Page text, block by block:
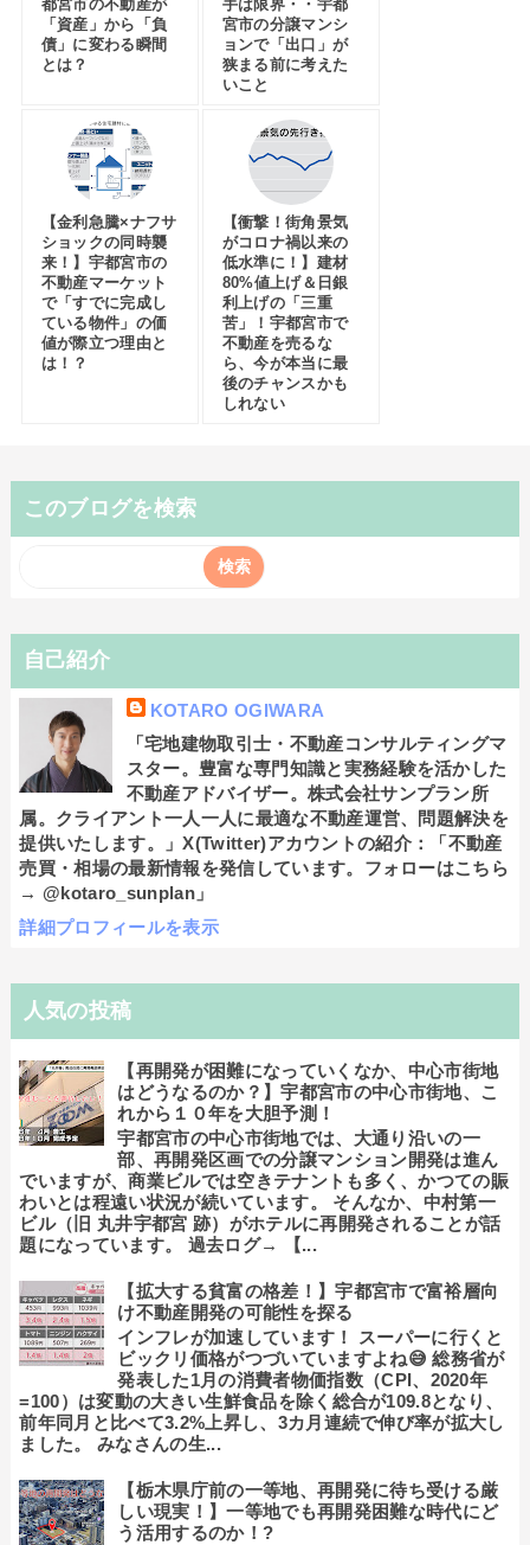
都宮市の不動産が
「資産」から「負
債」に変わる瞬間
とは？
手は限界・・宇都
宮市の分譲マンシ
ョンで「出口」が
狭まる前に考えた
いこと
【金利急騰×ナフサ
ショックの同時襲
来！】宇都宮市の
不動産マーケット
で「すでに完成し
ている物件」の価
値が際立つ理由と
は！？
【衝撃！街角景気
がコロナ禍以来の
低水準に！】建材
80%値上げ＆日銀
利上げの「三重
苦」！宇都宮市で
不動産を売るな
ら、今が本当に最
後のチャンスかも
しれない
このブログを検索
自己紹介
KOTARO OGIWARA
「宅地建物取引士・不動産コンサルティングマ
スター。豊富な専門知識と実務経験を活かした
不動産アドバイザー。株式会社サンプラン所
属。クライアント一人一人に最適な不動産運営、問題解決を
提供いたします。」X(Twitter)アカウントの紹介：「不動産
売買・相場の最新情報を発信しています。フォローはこちら
→ @kotaro_sunplan」
詳細プロフィールを表示
人気の投稿
【再開発が困難になっていくなか、中心市街地
はどうなるのか？】宇都宮市の中心市街地、こ
れから１０年を大胆予測！
宇都宮市の中心市街地では、大通り沿いの一
部、再開発区画での分譲マンション開発は進ん
でいますが、商業ビルでは空きテナントも多く、かつての賑
わいとは程遠い状況が続いています。 そんなか、中村第一
ビル（旧 丸井宇都宮 跡）がホテルに再開発されることが話
題になっています。 過去ログ→ 【...
【拡大する貧富の格差！】宇都宮市で富裕層向
け不動産開発の可能性を探る
インフレが加速しています！ スーパーに行くと
ビックリ価格がつづいていますよね😅 総務省が
発表した1月の消費者物価指数（CPI、2020年
=100）は変動の大きい生鮮食品を除く総合が109.8となり、
前年同月と比べて3.2%上昇し、3カ月連続で伸び率が拡大し
ました。 みなさんの生...
【栃木県庁前の一等地、再開発に待ち受ける厳
しい現実！】一等地でも再開発困難な時代にど
う活用するのか！?